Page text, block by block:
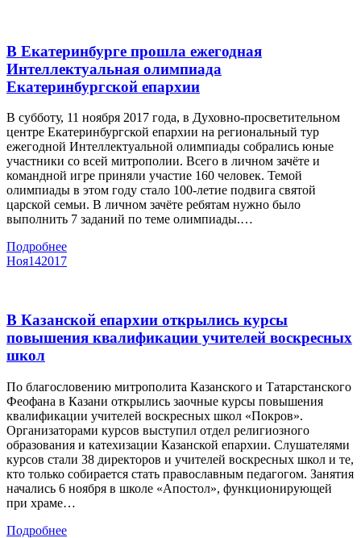
В Екатеринбурге прошла ежегодная
Интеллектуальная олимпиада
Екатеринбургской епархии
В субботу, 11 ноября 2017 года, в Духовно-просветительном
центре Екатеринбургской епархии на региональный тур
ежегодной Интеллектуальной олимпиады собрались юные
участники со всей митрополии. Всего в личном зачёте и
командной игре приняли участие 160 человек. Темой
олимпиады в этом году стало 100-летие подвига святой
царской семьи. В личном зачёте ребятам нужно было
выполнить 7 заданий по теме олимпиады.…
Подробнее
Ноя142017
В Казанской епархии открылись курсы
повышения квалификации учителей воскресных
школ
По благословению митрополита Казанского и Татарстанского
Феофана в Казани открылись заочные курсы повышения
квалификации учителей воскресных школ «Покров».
Организаторами курсов выступил отдел религиозного
образования и катехизации Казанской епархии. Слушателями
курсов стали 38 директоров и учителей воскресных школ и те,
кто только собирается стать православным педагогом. Занятия
начались 6 ноября в школе «Апостол», функционирующей
при храме…
Подробнее